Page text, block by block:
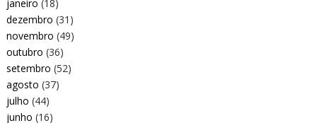
janeiro (18)
dezembro (31)
novembro (49)
outubro (36)
setembro (52)
agosto (37)
julho (44)
junho (16)